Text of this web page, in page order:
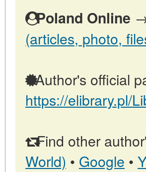
Poland Online
(articles, photo,
Author's official
https://elibrary.pl/
Find other
World) • Google •